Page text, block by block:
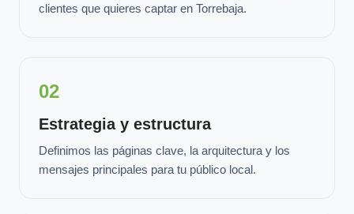
clientes que quieres captar en Torrebaja.
02
Estrategia y estructura
Definimos las páginas clave, la arquitectura y los
mensajes principales para tu público local.